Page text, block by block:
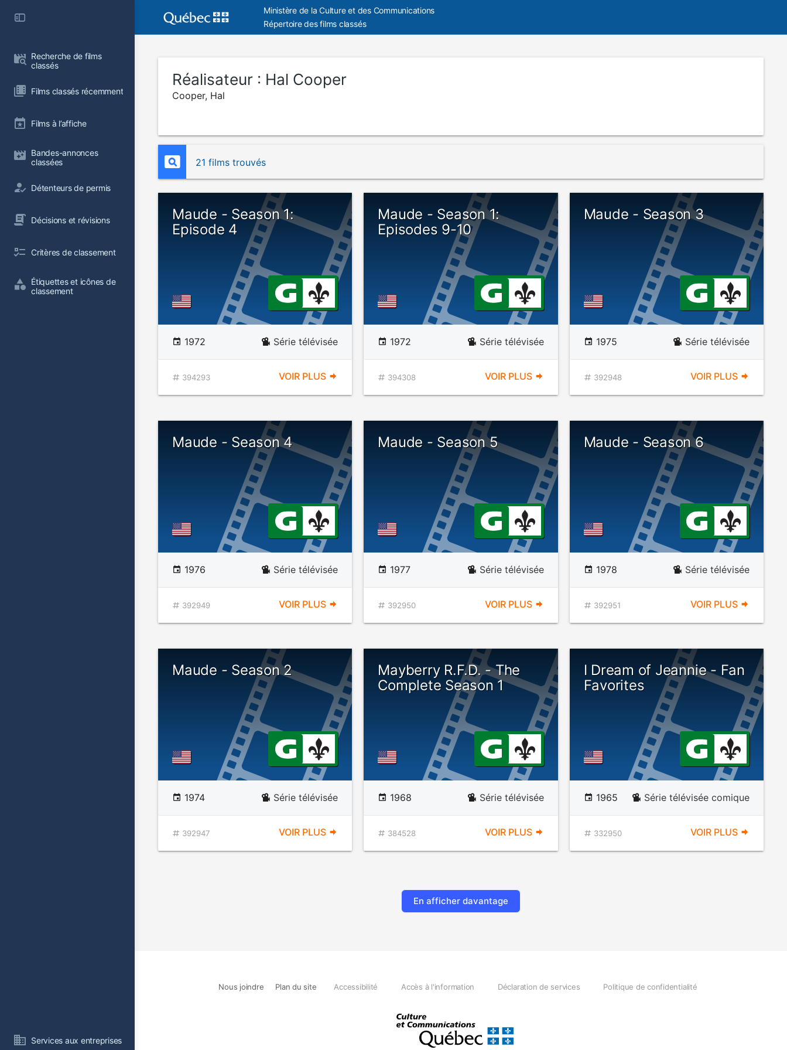
Recherche de films
classés
Films classés récemment
Films à l’affiche
Bandes-annonces
classées
Détenteurs de permis
Décisions et révisions
Critères de classement
Étiquettes et icônes de
classement
Services aux entreprises
Ministère de la Culture et des Communications
Répertoire des films classés
Réalisateur : Hal Cooper
Cooper, Hal
21 films trouvés
Maude - Season 1:
Episode 4
1972 Série télévisée
394293 VOIR PLUS
Maude - Season 1:
Episodes 9-10
1972 Série télévisée
394308 VOIR PLUS
Maude - Season 3
1975 Série télévisée
392948 VOIR PLUS
Maude - Season 4
1976 Série télévisée
392949 VOIR PLUS
Maude - Season 5
1977 Série télévisée
392950 VOIR PLUS
Maude - Season 6
1978 Série télévisée
392951 VOIR PLUS
Maude - Season 2
1974 Série télévisée
392947 VOIR PLUS
Mayberry R.F.D. - The
Complete Season 1
1968 Série télévisée
384528 VOIR PLUS
I Dream of Jeannie - Fan
Favorites
1965 Série télévisée comique
332950 VOIR PLUS
En afficher davantage
Nous joindre Plan du site Accessibilité Accès à l'information Déclaration de services Politique de confidentialité